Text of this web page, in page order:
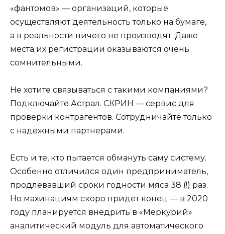
«фантомов» — организаций, которые
осуществляют деятельность только на бумаге,
а в реальности ничего не производят. Даже
места их регистрации оказываются очень
сомнительными.
Не хотите связываться с такими компаниями?
Подключайте Астрал. СКРИН — сервис для
проверки контрагентов. Сотрудничайте только
с надежными партнерами.
Есть и те, кто пытается обмануть саму систему.
Особенно отличился один предприниматель,
продлевавший сроки годности мяса 38 (!) раз.
Но махинациям скоро придет конец — в 2020
году планируется внедрить в «Меркурий»
аналитический модуль для автоматического